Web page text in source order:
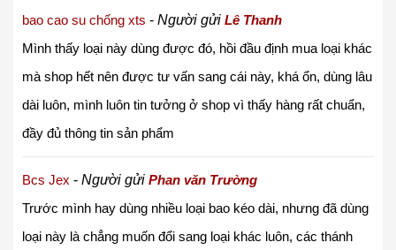
bao cao su chống xts - Người gửi Lê Thanh
Mình thấy loại này dùng được đó, hồi đầu định mua loại khác
mà shop hết nên được tư vấn sang cái này, khá ổn, dùng lâu
dài luôn, mình luôn tin tưởng ở shop vì thấy hàng rất chuẩn,
đầy đủ thông tin sản phẩm
Bcs Jex - Người gửi Phan văn Trường
Trước mình hay dùng nhiều loại bao kéo dài, nhưng đã dùng
loại này là chẳng muốn đổi sang loại khác luôn, các thánh